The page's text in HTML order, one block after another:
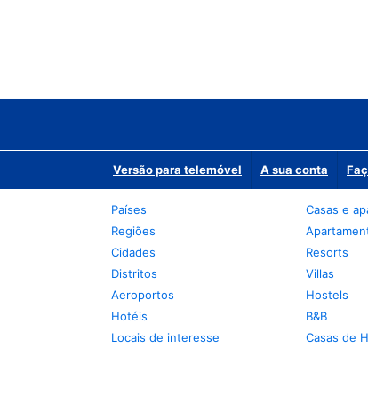
Versão para telemóvel A sua conta
Países
Regiões
Cidades
Distritos
Aeroportos
Hotéis
Locais de interesse
Casas e
Resorts
Villas
Hostels
B&B
Casas de